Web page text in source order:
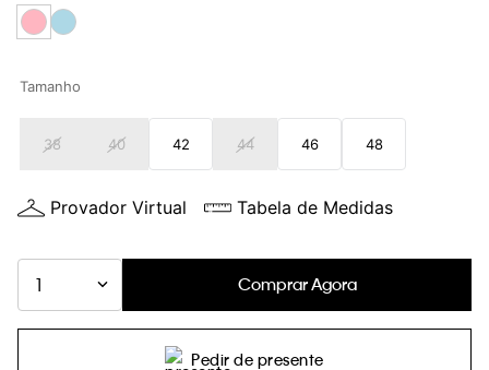
Tamanho
38 40 42 44 46 48
Provador Virtual Tabela de Medidas
1 Comprar Agora
Pedir de presente